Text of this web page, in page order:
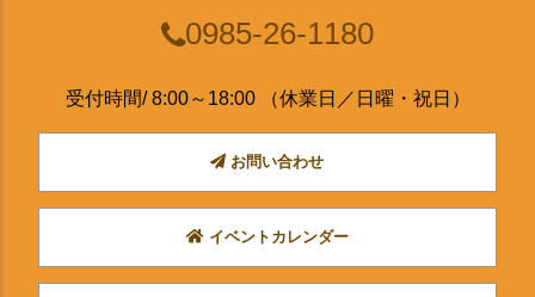
0985-26-1180
受付時間/ 8:00～18:00 （休業日／日曜・祝日）
お問い合わせ
イベントカレンダー